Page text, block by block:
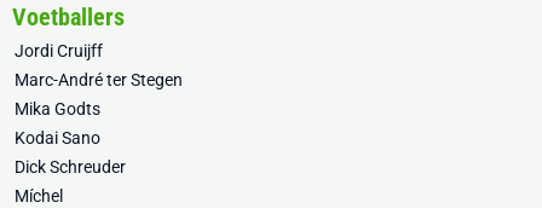
Voetballers
Jordi Cruijff
Marc-André ter Stegen
Mika Godts
Kodai Sano
Dick Schreuder
Míchel